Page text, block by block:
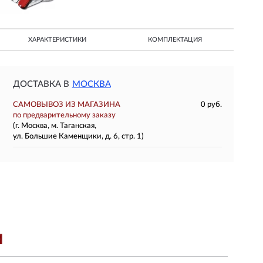
ХАРАКТЕРИСТИКИ КОМПЛЕКТАЦИЯ
ДОСТАВКА В МОСКВА
САМОВЫВОЗ ИЗ МАГАЗИНА
0 руб.
по предварительному заказу
(г. Москва, м. Таганская,
ул. Большие Каменщики, д. 6, стр. 1)